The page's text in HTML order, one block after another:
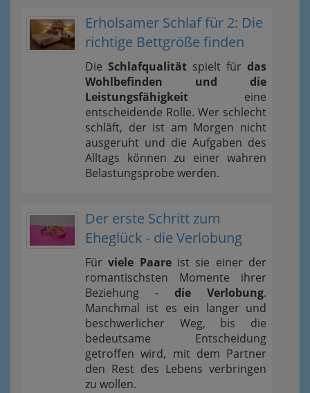
Erholsamer Schlaf für 2: Die
richtige Bettgröße finden
Die Schlafqualität spielt für das
Wohlbefinden und die
Leistungsfähigkeit eine
entscheidende Rolle. Wer schlecht
schläft, der ist am Morgen nicht
ausgeruht und die Aufgaben des
Alltags können zu einer wahren
Belastungsprobe werden.
Der erste Schritt zum
Eheglück - die Verlobung
Fürviele Paareist sie einer der
romantischsten Momente ihrer
Beziehung - die Verlobung.
Manchmal ist es ein langer und
beschwerlicher Weg, bis die
bedeutsame Entscheidung
getroffen wird, mit dem Partner
den Rest des Lebens verbringen
zu wollen.